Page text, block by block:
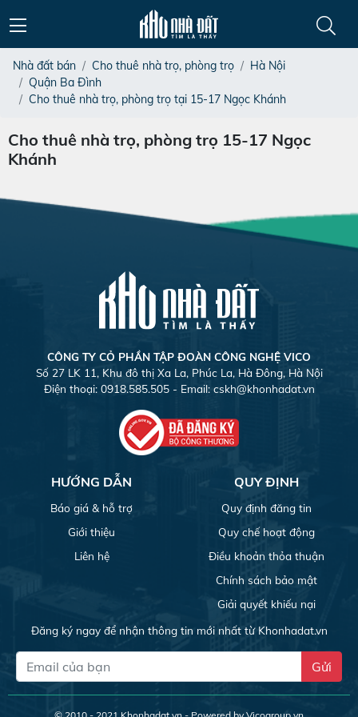
Nhà đất bán Cho thuê nhà trọ, phòng trọ
Hà Nội
Quận Ba Đình
Cho thuê nhà trọ, phòng trọ tại 15-17 Ngọc Khánh
Cho thuê nhà trọ, phòng trọ 15-17 Ngọc
Khánh
CÔNG TY CỎ PHẦN TẬP ĐOÀN CÔNG NGHỆ VICO
Số 27 LK 11, Khu đô thị Xa La, Phúc La, Hà Đông, Hà Nội
Điện thoại: 0918.585.505 - Email: cskh@khonhadat.vn
HƯỚNG DẪN
Báo giá & hỗ trợ
Giới thiệu
Liên hệ
QUY ĐỊNH
Quy định đăng tin
Quy chế hoạt động
Điều khoản thỏa thuận
Chính sách bảo mật
Giải quyết khiếu nại
Đăng ký ngay để nhận thông tin mới nhất từ Khonhadat.vn
Gửi